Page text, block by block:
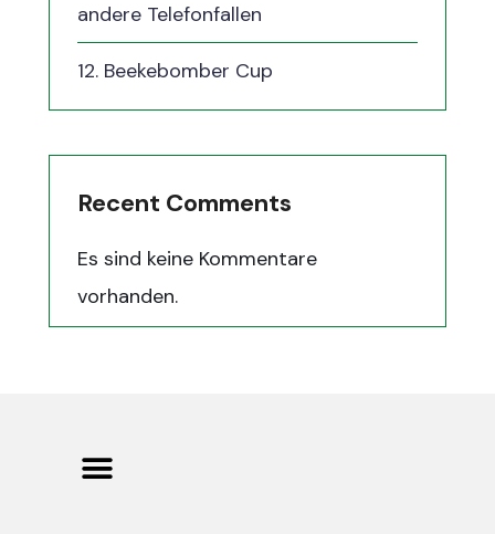
andere Telefonfallen
12. Beekebomber Cup
Recent Comments
Es sind keine Kommentare
vorhanden.